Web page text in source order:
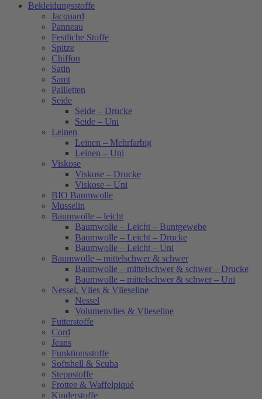
Bekleidungsstoffe
Jacquard
Panneau
Festliche Stoffe
Spitze
Chiffon
Satin
Samt
Pailletten
Seide
Seide – Drucke
Seide – Uni
Leinen
Leinen – Mehrfarbig
Leinen – Uni
Viskose
Viskose – Drucke
Viskose – Uni
BIO Baumwolle
Musselin
Baumwolle – leicht
Baumwolle – Leicht – Buntgewebe
Baumwolle – Leicht – Drucke
Baumwolle – Leicht – Uni
Baumwolle – mittelschwer & schwer
Baumwolle – mittelschwer & schwer – Drucke
Baumwolle – mittelschwer & schwer – Uni
Nessel, Vlies & Vlieseline
Nessel
Volumenvlies & Vlieseline
Futterstoffe
Cord
Jeans
Funktionsstoffe
Softshell & Scuba
Steppstoffe
Frottee & Waffelpiqué
Kinderstoffe